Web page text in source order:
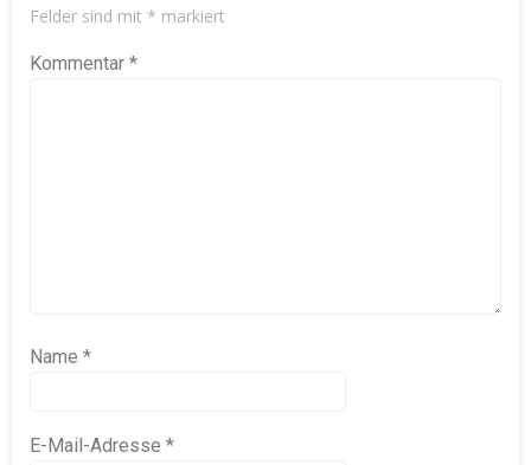
Felder sind mit * markiert
Kommentar *
Name *
E-Mail-Adresse *